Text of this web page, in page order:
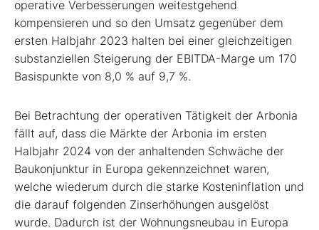
operative Verbesserungen weitestgehend
kompensieren und so den Umsatz gegenüber dem
ersten Halbjahr 2023 halten bei einer gleichzeitigen
substanziellen Steigerung der EBITDA-Marge um 170
Basispunkte von 8,0 % auf 9,7 %.
Bei Betrachtung der operativen Tätigkeit der Arbonia
fällt auf, dass die Märkte der Arbonia im ersten
Halbjahr 2024 von der anhaltenden Schwäche der
Baukonjunktur in Europa gekennzeichnet waren,
welche wiederum durch die starke Kosteninflation und
die darauf folgenden Zinserhöhungen ausgelöst
wurde. Dadurch ist der Wohnungsneubau in Europa